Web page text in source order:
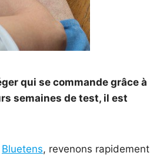
qui se commande grâce à
semaines de test, il est
Bluetens, revenons rapidement